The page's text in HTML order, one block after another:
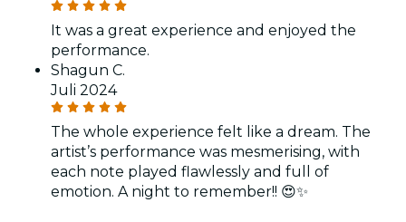
It was a great experience and enjoyed the
performance.
Shagun C.
Juli 2024
The whole experience felt like a dream. The
artist’s performance was mesmerising, with
each note played flawlessly and full of
emotion. A night to remember!! 😍✨